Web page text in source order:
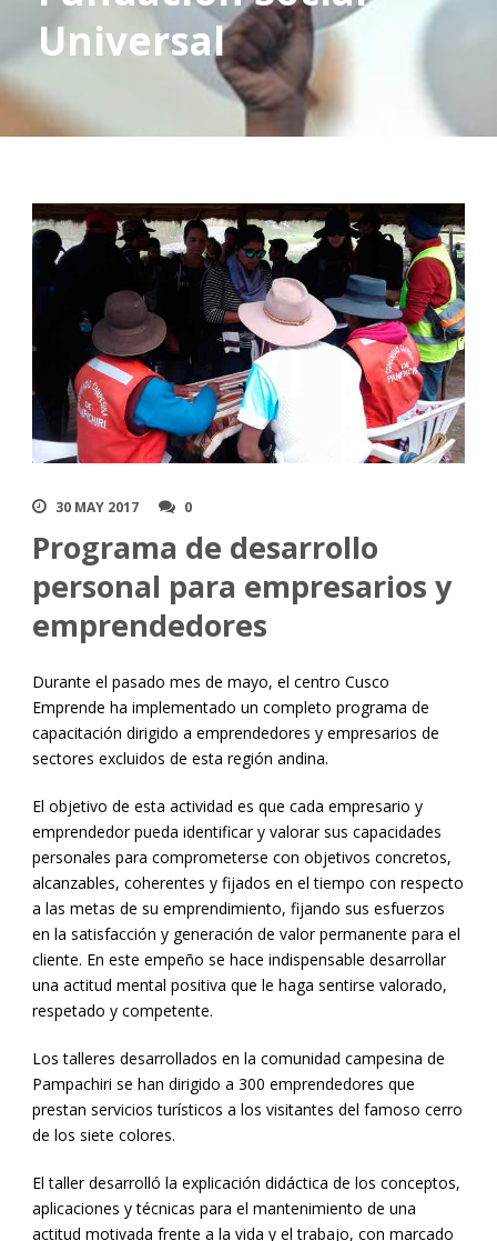
Universal
30 MAY 2017 0
Programa de desarrollo
personal para empresarios y
emprendedores
Durante el pasado mes de mayo, el centro Cusco
Emprende ha implementado un completo programa de
capacitación dirigido a emprendedores y empresarios de
sectores excluidos de esta región andina.
El objetivo de esta actividad es que cada empresario y
emprendedor pueda identificar y valorar sus capacidades
personales para comprometerse con objetivos concretos,
alcanzables, coherentes y fijados en el tiempo con respecto
a las metas de su emprendimiento, fijando sus esfuerzos
en la satisfacción y generación de valor permanente para el
cliente. En este empeño se hace indispensable desarrollar
una actitud mental positiva que le haga sentirse valorado,
respetado y competente.
Los talleres desarrollados en la comunidad campesina de
Pampachiri se han dirigido a 300 emprendedores que
prestan servicios turísticos a los visitantes del famoso cerro
de los siete colores.
El taller desarrolló la explicación didáctica de los conceptos,
aplicaciones y técnicas para el mantenimiento de una
actitud motivada frente a la vida y el trabajo, con marcado